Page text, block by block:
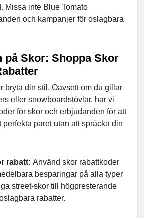
Missa inte Blue Tomato
och kampanjer för oslagbara
på Skor: Shoppa Skor
bryta din stil. Oavsett om du gillar
eller snowboardstövlar, har vi
för skor och erbjudanden för att
perfekta paret utan att spräcka din
rabatt: Använd skor rabattkoder
besparingar på alla typer
street-skor till högpresterande
rabatter.